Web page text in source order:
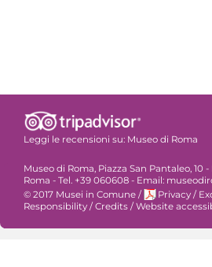
Leggi le recensioni su: Museo di Roma
Museo di Roma, Piazza San Pantaleo, 10
Roma - Tel. +39 060608 - Email:
© 2017 Musei in Comune / Privacy /
Responsibility / Credits / Website